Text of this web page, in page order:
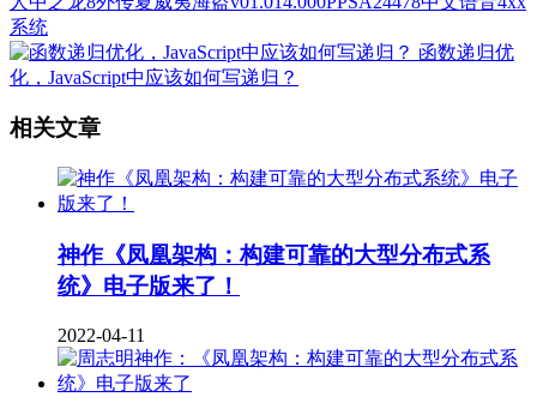
系统
函数递归优
化，JavaScript中应该如何写递归？
相关文章
神作《凤凰架构：构建可靠的大型分布式系
统》电子版来了！
2022-04-11